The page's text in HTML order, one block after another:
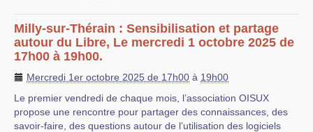
Milly-sur-Thérain : Sensibilisation et partage
autour du Libre, Le mercredi 1 octobre 2025 de
17h00 à 19h00.
Mercredi 1er octobre 2025 de 17h00 à 19h00
Le premier vendredi de chaque mois, l’association OISUX
propose une rencontre pour partager des connaissances, des
savoir-faire, des questions autour de l’utilisation des logiciels